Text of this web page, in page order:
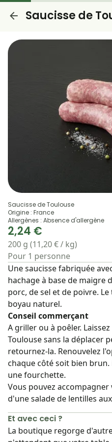
Saucisse de
Saucisse de Toulouse
Origine : France
Allergènes : Absence d'allergène
2,24 €
200 g (11,20 € / kg)
Pour 1 personne
Une saucisse fabriquée
hachage à base de maigre
porc, de sel et de poivre.
boyau naturel.
Conseil commerçant
A griller ou à poêler.
Toulouse sans la déplacer
retournez-la. Renouvelez
chaque côté soit bien brun.
une fourchette.
Vous pouvez
d'une salade de lentilles
Et avec ceci ?
La boutique regorge